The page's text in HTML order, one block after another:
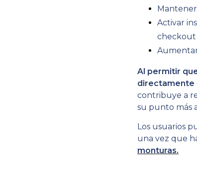
Mantener
Activar
checkout
Al permitir
directamente
contribuye a
su punto más
Los usuarios
una vez que
monturas.